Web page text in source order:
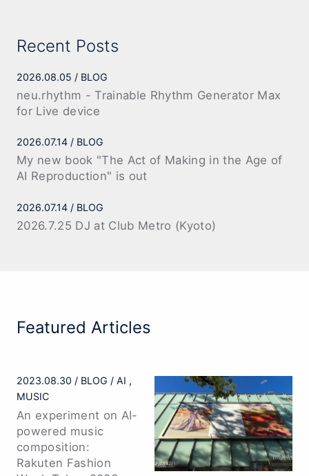
Recent Posts
2026.08.05 BLOG
neu.rhythm - Trainable Rhythm Generator Max
for Live device
2026.07.14 BLOG
My new book "The Act of Making in the Age of
AI Reproduction" is out
2026.07.14 BLOG
2026.7.25 DJ at Club Metro (Kyoto)
Featured Articles
2023.08.30 BLOG
AI
MUSIC
An experiment on AI-
powered music
composition:
Rakuten Fashion